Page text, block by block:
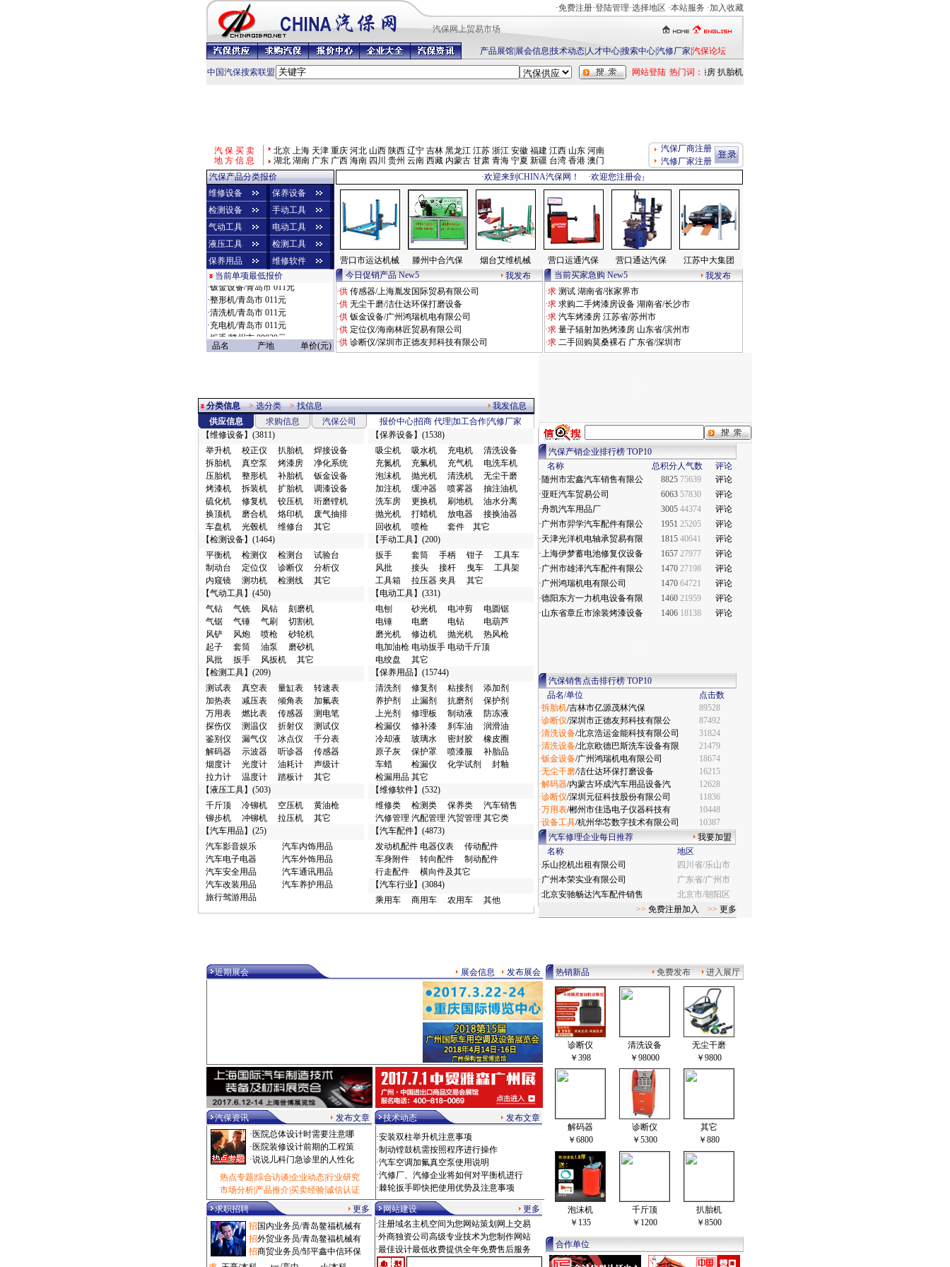
·免费注册·登陆管理·选择地区 ·本站服务 ·加入收藏
汽保网上贸易市场
产品展馆| 展会信息 技术动态| 人才中心|搜索中心|汽修厂家 汽保论坛
中国汽保搜索联盟 网站登陆 热门词：
举升机 烤漆房 扒胎机 电洗车机
汽 保 买 卖
地 方 信 息
北京 上海 天津 重庆 河北 山西 陕西 辽宁 吉林 黑龙江 江苏 浙江 安徽 福建 江西 山东 河南
湖北 湖南 广东 广西 海南 四川 贵州 云南 西藏 内蒙古 甘肃 青海 宁夏 新疆 台湾 香港 澳门
汽保厂商注册
汽修厂家注册
汽保产品分类报价
维修设备
保养设备
检测设备
手动工具
气动工具
电动工具
液压工具
检测工具
保养用品
维修软件
当前单项最低报价
·烤漆房/济南市 010元
·净化系统/廊坊市 011元
钣金设备/青岛市 011元
整形机/青岛市 011元
清洗机/青岛市 011元
充电机/青岛市 011元
扳手/赣州市 09028元
定位仪/烟台市 1.18万元
·电磨/郑州市 1.8元
·焊接设备/郑州市 1.8元
·喷枪/郑州市 1.8元
·配件附件/商丘市 10元
·电器仪表/广州市 10元
·缓冲器/郑州市 10元
·检漏仪/武汉市 10元
·发动机配件/廊坊市 10元
·转向配件/广州市 10元
·清洗设备/沧州市 10元
·传动配件/其它地区 10元
·车身附件/广州市 10元
·油水分离/廊坊市 10元
·风钻/廊坊市 10元
·上光剂/东莞市 10元
·行走配件/广州市 10元
制动配件/广州市 10元
检测仪/丰台区 10元
横向件及其它/广州市 10元
·其它类/西安市 100元
·汽车漆/广州市 100元
·烟度计/和平区 100元
·真空泵/廊坊市 100元
·分析仪/西青区 100元
·接头/东莞市 100元
·试验台/西青区 100元
·清洗剂/东城区 100元
·化工试剂/黄浦区 1000元
·汽车销售/聊城市 1000元
·抽注油机/深圳市 1000元
·润滑油/深圳市 1000元
·加注机/深圳市 1000元
·商用车/闵行区 1000元
·维修台/聊城市 1000元
·汽修管理/聊城市 1000元
·磨光机/东莞市 10000元
·解码器/成都市 10000元
·举升机/济南市 10000元
·千斤顶/泰州市 10000元
·充氮机/广州市 10000元
·热风枪/泰州市 100000元
·校正仪/拉萨市 100000元
诊断仪/沈阳市 11000元
光毂机/枣庄市 11500元
·设备工具/闸北区 11500元
·粘接剂/闵行区 11800元
·添加剂/石家庄市 12元
吸尘机/深圳市 1200元
风炮/锡林郭勒盟 1200元
空压机/杭州市 12000元
磨砂机/广州市 125元
扒胎机/鞍山市 12500元
·冷铆机/长春市 12500元
·检测线/株洲市 125000元
工具车/嘉定区 1280元
汽贸管理/抚顺市 1280元
保养类/杭州市 1280元
·汽配管理/宁波市 1280元
品名 产地 单价(元)
·欢迎来到CHINA汽保网！ ·欢迎您注册会员发布信息，我们会给你最好的服务！ 最新加盟企业：
营口市运达机械 滕州中合汽保 烟台艾维机械 营口运通汽保 营口通达汽保
江苏中大集团
今日促销产品 New5
我发布
·供 传感器/上海胤发国际贸易有限公司
·供 无尘干磨/洁仕达环保打磨设备
·供 钣金设备/广州鸿瑞机电有限公司
·供 定位仪/海南林匠贸易有限公司
·供 诊断仪/深圳市正德友邦科技有限公司
当前买家急购 New5
我发布
·求 测试 湖南省/张家界市
·求 求购二手烤漆房设备 湖南省/长沙市
·求 汽车烤漆房 江苏省/苏州市
·求 量子辐射加热烤漆房 山东省/滨州市
·求 二手回购莫桑裸石 广东省/深圳市
分类信息>选分类>找信息
我发信息
供应信息
求购信息 汽保公司 报价中心招商 代理 加工合作汽修厂家
【维修设备】(3811)
举升机
校正仪 扒胎机
焊接设备
拆胎机
真空泵 烤漆房
净化系统
压胎机
整形机 补胎机
钣金设备
烤漆机
拆装机 扩胎机
调漆设备
硫化机
修复机 铰压机
珩磨镗机
换顶机
磨合机 烙印机
废气抽排
车盘机
光毂机 维修台
其它
【检测设备】(1464)
平衡机
检测仪 检测台
试验台
制动台
定位仪 诊断仪
分析仪
内窥镜
测功机 检测线
其它
【气动工具】(450)
气钻
气铣 风钻
刻磨机
气锯
气锤 气刷
切割机
风铲
风炮 喷枪
砂轮机
起子
套筒 油泵
磨砂机
风批
扳手 风扳机
其它
【检测工具】(209)
测试表
真空表 量缸表
转速表
加热表
减压表 倾角表
加氟表
万用表
燃比表 传感器
测电笔
探伤仪
测温仪 折射仪
测试仪
鉴别仪
漏气仪 冰点仪
千分表
解码器
示波器 听诊器
传感器
烟度计
光度计 油耗计
声级计
拉力计
温度计 踏板计
其它
【液压工具】(503)
千斤顶
冷铆机 空压机
黄油枪
铆步机
冲铆机 拉压机
其它
【汽车用品】(25)
汽车影音娱乐
汽车内饰用品
汽车电子电器
汽车外饰用品
汽车安全用品
汽车通讯用品
汽车改装用品
汽车养护用品
旅行驾游用品
【保养设备】(1538)
吸尘机
吸水机 充电机
清洗设备
充氮机
充氟机 充气机
电洗车机
泡沫机
抛光机 清洗机
无尘干磨
加注机
缓冲器 喷雾器
抽注油机
洗车房
更换机 刷地机
油水分离
抛光机
打蜡机 放电器
接换油器
回收机
喷枪 套件
其它
【手动工具】(200)
扳手
套筒 手柄 钳子
工具车
风批
接头 接杆 曳车
工具架
工具箱
拉压器 夹具
其它
【电动工具】(331)
电刨
砂光机 电冲剪
电圆锯
电锤
电磨 电钻
电葫芦
磨光机
修边机 抛光机
热风枪
电加油枪 电动扳手 电动千斤顶
电绞盘
其它
【保养用品】(15744)
清洗剂
修复剂 粘接剂
添加剂
养护剂
止漏剂 抗磨剂
保护剂
上光剂
修理板 制动液
防冻液
检漏仪
修补漆 刹车油
润滑油
冷却液
玻璃水 密封胶
橡皮圈
原子灰
保护罩 喷漆服
补胎品
车蜡
检漏仪 化学试剂
封釉
检漏用品 其它
【维修软件】(532)
维修类
检测类 保养类
汽车销售
汽修管理 汽配管理 汽贸管理 其它类
【汽车配件】(4873)
发动机配件 电器仪表
传动配件
车身附件
转向配件
制动配件
行走配件
横向件及其它
【汽车行业 】(3084)
乘用车
商用车 农用车 其他
汽保产销企业排行榜 TOP10
名称
总积分人气数
评论
·随州市宏鑫汽车销售有限公
8825 75639
评论
·亚旺汽车贸易公司
6063 57830
评论
·舟凯汽车用品厂
3005 44374
评论
·广州市羿学汽车配件有限公
1951 25205
评论
·天津光洋机电轴承贸易有限
1815 40641
评论
·上海伊梦蓄电池修复仪设备
1657 27977
评论
·广州市雄泽汽车配件有限公
1470 27198
评论
·广州鸿瑞机电有限公司
1470 64721
评论
·德阳东方一力机电设备有限
1460 21959
评论
·山东省章丘市涂装烤漆设备
1406 18138 评论
汽保销售点击排行榜 TOP10
品名/单位
点击数
·拆胎机/吉林市亿源茂林汽保
89528
·诊断仪/深圳市正德友邦科技有限公
87492
·清洗设备/北京浩运金能科技有限公司
31824
·清洗设备/北京欧德巴斯洗车设备有限
21479
·钣金设备/广州鸿瑞机电有限公司
18674
·无尘干磨/洁仕达环保打磨设备
16215
·解码器/内蒙古环成汽车用品设备汽
12628
·诊断仪/深圳元征科技股份有限公司
11836
·万用表/郴州市佳迅电子仪器科技有
10448
·设备工具/杭州华芯数字技术有限公司
10387
汽车修理企业每日推荐
我要加盟
名称
地区
·乐山挖机出租有限公司
四川省/乐山市
·广州本荣实业有限公司
广东省/广州市
·北京安驰畅达汽车配件销售
北京市/朝阳区
>> 免费注册加入 >> 更多
热销新品 免费发布 进入展厅
诊断仪
￥398
清洗设备
￥98000
无尘干磨
￥9800
解码器
￥6800
诊断仪
￥5300
其它
￥880
泡沫机
￥135
千斤顶
￥1200
扒胎机
￥8500
合作单位
近期展会 展会信息 发布展会
汽保资讯 发布文章 技术动态
发布文章
· 医院总体设计时需要注意哪
· 医院装修设计前期的工程策
·说说儿科门急诊里的人性化
热点专题 综合访谈 企业动态行业研究
市场分析 产品推介买卖经验诚信认证
·安装双柱举升机注意事项
·制动镗鼓机需按照程序进行操作
·汽车空调加氟真空泵使用说明
·汽修厂、汽修企业将如何对平衡机进行
·棘轮扳手即快把使用优势及注意事项
求职招聘 更多 网站建设
更多
招 国内业务员/青岛鳌福机械有
招外贸业务员/青岛鳌福机械有
招商贸业务员/邹平鑫中信环保
·注册域名主机空间为您网站策划网上交易
·外商独资公司高级专业技术为您制作网站
·最佳设计最低收费提供全年免费售后服务